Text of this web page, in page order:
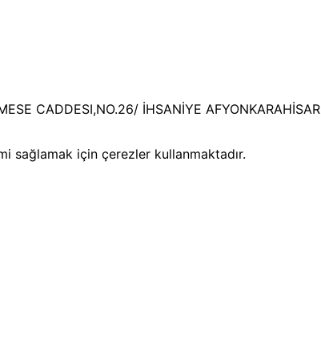
CADDESI,NO.26/ İHSANİYE AFYONKARAHİSAR
sağlamak için çerezler kullanmaktadır.